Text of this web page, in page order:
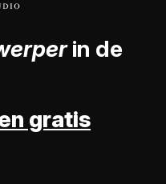
in de
gratis